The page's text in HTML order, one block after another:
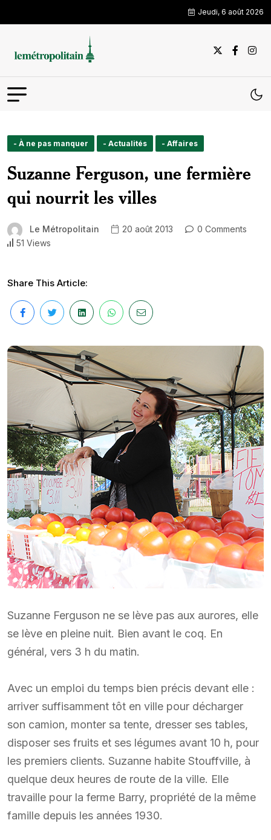
Jeudi, 6 août 2026
- À ne pas manquer - Actualités - Affaires
Suzanne Ferguson, une fermière
qui nourrit les villes
Le Métropolitain 20 août 2013
0 Comments
51 Views
Share This Article:
Suzanne Ferguson ne se lève pas aux aurores, elle
se lève en pleine nuit. Bien avant le coq. En
général, vers 3 h du matin.
Avec un emploi du temps bien précis devant elle :
arriver suffisamment tôt en ville pour décharger
son camion, monter sa tente, dresser ses tables,
disposer ses fruits et ses légumes avant 10 h, pour
les premiers clients. Suzanne habite Stouffville, à
quelque deux heures de route de la ville. Elle
travaille pour la ferme Barry, propriété de la même
famille depuis les années 1930.